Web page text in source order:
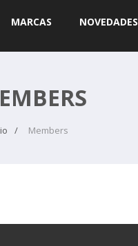
MARCAS NOVEDADES
Members